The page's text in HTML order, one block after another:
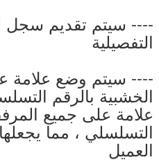
---- سيتم تقديم سجل
التفصيلية
---- سيتم وضع علامة
الخشبية بالرقم
علامة على جميع
التسلسلي ، مما
العميل